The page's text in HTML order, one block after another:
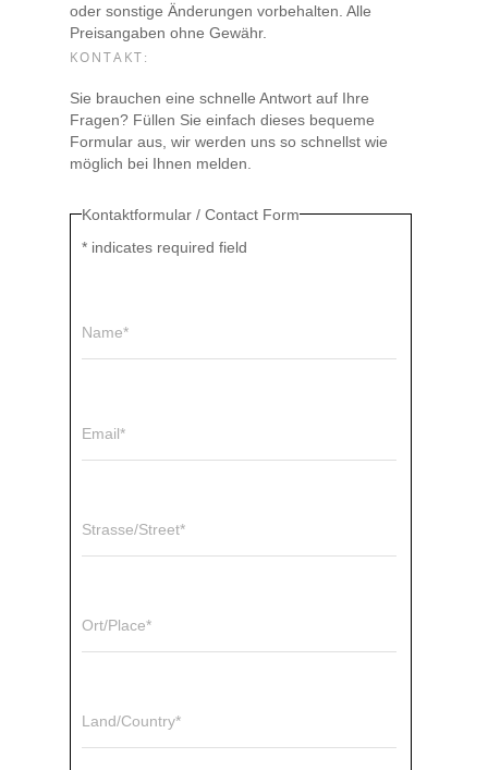
oder sonstige Änderungen vorbehalten. Alle
Preisangaben ohne Gewähr.
KONTAKT:
Sie brauchen eine schnelle Antwort auf Ihre
Fragen? Füllen Sie einfach dieses bequeme
Formular aus, wir werden uns so schnellst wie
möglich bei Ihnen melden.
Kontaktformular / Contact Form
* indicates required field
Name*
Email*
Strasse/Street*
Ort/Place*
Land/Country*